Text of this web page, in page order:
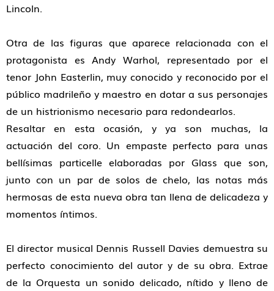
Lincoln.
Otra de las figuras que aparece relacionada con el
protagonista es Andy Warhol, representado por el
tenor John Easterlin, muy conocido y reconocido por el
público madrileño y maestro en dotar a sus personajes
de un histrionismo necesario para redondearlos.
Resaltar en esta ocasión, y ya son muchas, la
actuación del coro. Un empaste perfecto para unas
bellísimas particelle elaboradas por Glass que son,
junto con un par de solos de chelo, las notas más
hermosas de esta nueva obra tan llena de delicadeza y
momentos íntimos.
El director musical Dennis Russell Davies demuestra su
perfecto conocimiento del autor y de su obra. Extrae
de la Orquesta un sonido delicado, nítido y lleno de